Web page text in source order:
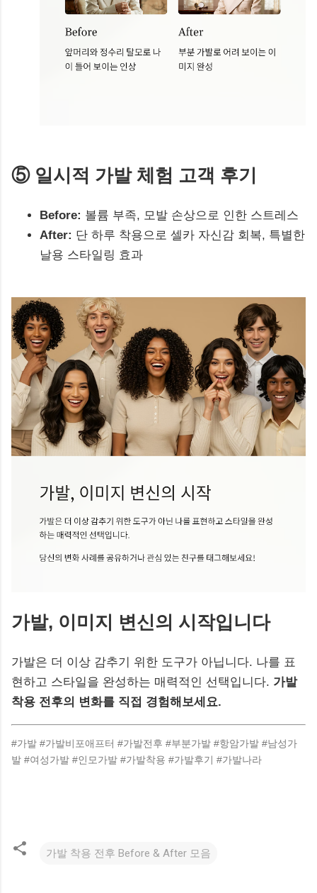
⑤ 일시적 가발 체험 고객 후기
Before: 볼륨 부족, 모발 손상으로 인한 스트레스
After: 단 하루 착용으로 셀카 자신감 회복, 특별한
날용 스타일링 효과
가발, 이미지 변신의 시작입니다
가발은 더 이상 감추기 위한 도구가 아닙니다. 나를 표
현하고 스타일을 완성하는 매력적인 선택입니다. 가발
착용 전후의 변화를 직접 경험해보세요.
#가발 #가발비포애프터 #가발전후 #부분가발 #항암가발 #남성가
발 #여성가발 #인모가발 #가발착용 #가발후기 #가발나라
가발 착용 전후 Before & After 모음